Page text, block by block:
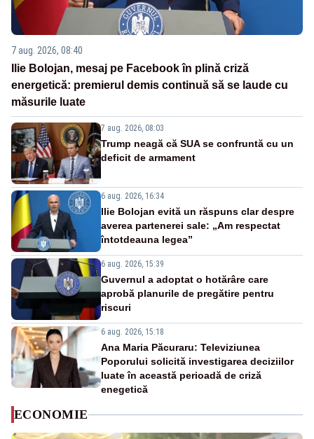
7 aug. 2026, 08:40
Ilie Bolojan, mesaj pe Facebook în plină criză
energetică: premierul demis continuă să se laude cu
măsurile luate
7 aug. 2026, 08:03
Trump neagă că SUA se confruntă cu un
deficit de armament
6 aug. 2026, 16:34
Ilie Bolojan evită un răspuns clar despre
averea partenerei sale: „Am respectat
întotdeauna legea”
6 aug. 2026, 15:39
Guvernul a adoptat o hotărâre care
aprobă planurile de pregătire pentru
riscuri
6 aug. 2026, 15:18
Ana Maria Păcuraru: Televiziunea
Poporului solicită investigarea deciziilor
luate în această perioadă de criză
enegetică
ECONOMIE